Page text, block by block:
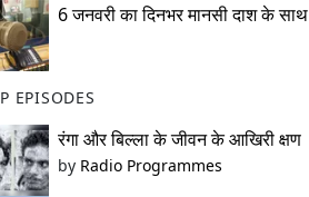
6 जनवरी का दिनभर मानसी दाश के साथ
EPISODES
रंगा और बिल्ला के जीवन के आखिरी क्षण
by Radio Programmes